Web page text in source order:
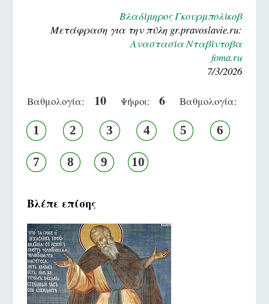
Βλαδίμηρος Γκουρμπολίκοβ
Μετάφραση για την πύλη gr.pravoslavie.ru:
Αναστασία Νταβίντοβα
foma.ru
7/3/2026
Βαθμολογία: 10 Ψήφοι: 6 Βαθμολογία:
1 2 3 4 5 6
7 8 9 10
Βλέπε επίσης